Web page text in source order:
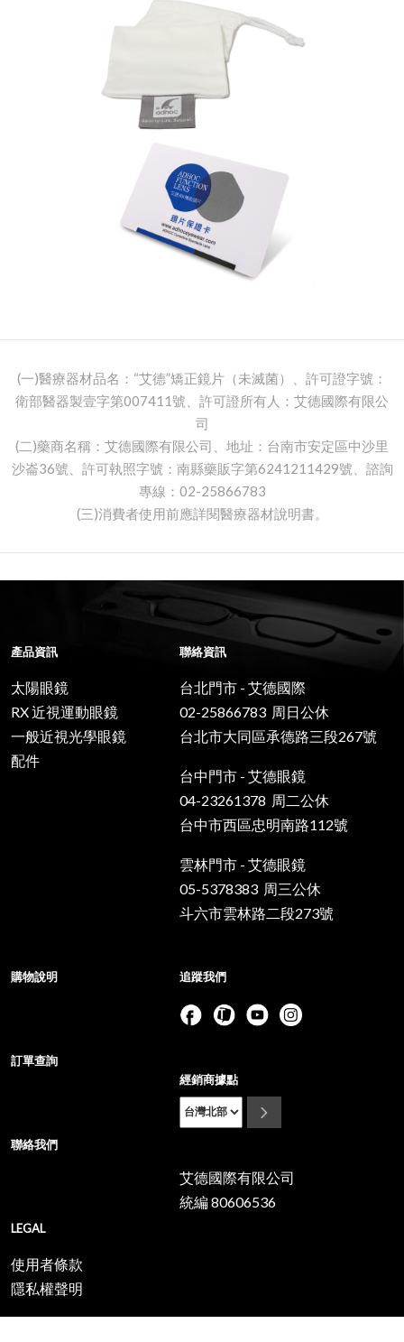
(一)醫療器材品名：“艾德”矯正鏡片（未滅菌）、許可證字號：
衛部醫器製壹字第007411號、許可證所有人：艾德國際有限公
司
(二)藥商名稱：艾德國際有限公司、地址：台南市安定區中沙里
沙崙36號、許可執照字號：南縣藥販字第6241211429號、諮詢
專線：02-25866783
(三)消費者使用前應詳閱醫療器材說明書。
產品資訊
太陽眼鏡
RX 近視運動眼鏡
一般近視光學眼鏡
配件
聯絡資訊
台北門市 - 艾德國際
02-25866783 周日公休
台北市大同區承德路三段267號
台中門市 - 艾德眼鏡
04-23261378 周二公休
台中市西區忠明南路112號
雲林門市 - 艾德眼鏡
05-5378383 周三公休
斗六市雲林路二段273號
購物說明
訂單查詢
聯絡我們
LEGAL
使用者條款
隱私權聲明
追蹤我們
經銷商據點
艾德國際有限公司
統編 80606536